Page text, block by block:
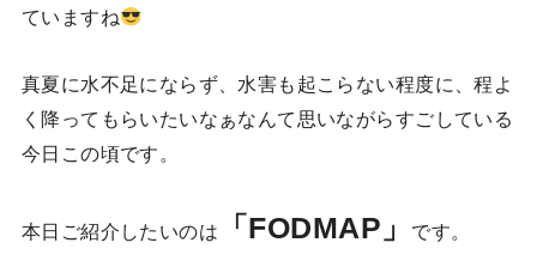
ていますね
真夏に水不足にならず、水害も起こらない程度に、程よ
く降ってもらいたいなぁなんて思いながらすごしている
今日この頃です。
本日ご紹介したいのは 「FODMAP」 です。